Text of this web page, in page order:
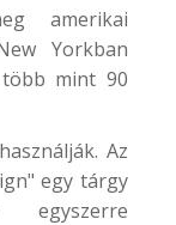
amerikai
Yorkban
mint 90
Az
egy tárgy
egyszerre